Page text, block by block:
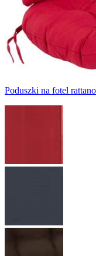
Poduszki na fotel